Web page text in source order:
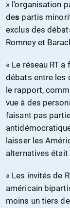
» l’organisation
des partis
exclus des
Romney et
« Le réseau RT
débats entre les
le rapport,
vue à des
faisant pas
laisser les
alternatives était
« Les invités de
américain
moins un tiers